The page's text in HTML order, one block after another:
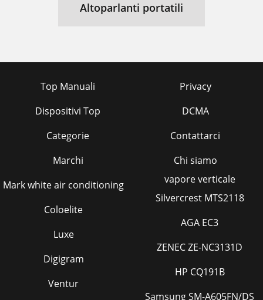
Altoparlanti portatili
Top Manuali
Dispositivi Top
Categorie
Marchi
Privacy
DCMA
Contattarci
Chi siamo
Mark white air conditioning
Coloelite
Luxe
Digigram
Ventur
vapore verticale
Silvercrest MTS2118
AGA EC3
ZENEC ZE-NC3131D
HP CQ191B
Samsung SM-A605FN/DS